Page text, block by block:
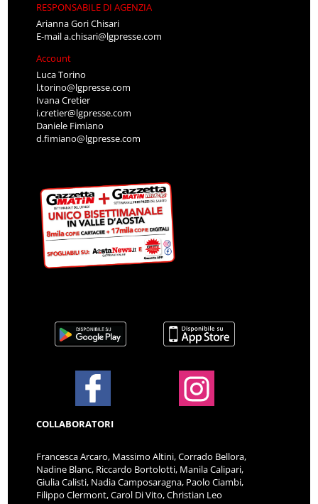
RESPONSABILE DI AGENZIA
Arianna Gori Chisari
E-maila.chisari@lgpresse.com
Account
Luca Torino
l.torino@lgpresse.com
Ivana Cretier
i.cretier@lgpresse.com
Daniele Fimiano
d.fimiano@lgpresse.com
COLLABORATORI
Francesca Arcaro, Massimo Altini, Corrado Bellora,
Nadine Blanc, Riccardo Bortolotti, Manila Calipari,
Giulia Calisti, Nadia Camposaragna, Paolo Ciambi,
Filippo Clermont, Carol Di Vito, Christian Leo